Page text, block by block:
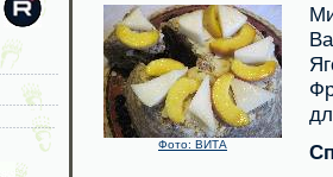
Фото: ВИТА